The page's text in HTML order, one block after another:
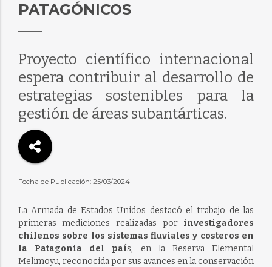
PATAGÓNICOS
Proyecto científico internacional
espera contribuir al desarrollo de
estrategias sostenibles para la
gestión de áreas subantárticas.
Fecha de Publicación: 25/03/2024
La Armada de Estados Unidos destacó el trabajo de las
primeras mediciones realizadas por investigadores
chilenos sobre los sistemas fluviales y costeros en
la Patagonia del país, en la Reserva Elemental
Melimoyu, reconocida por sus avances en la conservación